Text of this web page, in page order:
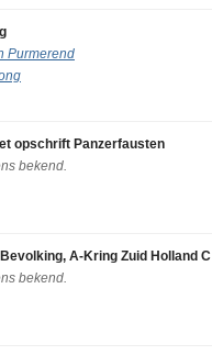
Purmerend
opschrift Panzerfausten
bekend.
A-Kring Zuid Holland C
bekend.